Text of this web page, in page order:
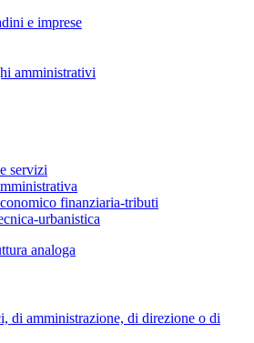
e imprese
amministrativi
servizi
finanziaria-tributi
urbanistica
analoga
di amministrazione, di direzione o di